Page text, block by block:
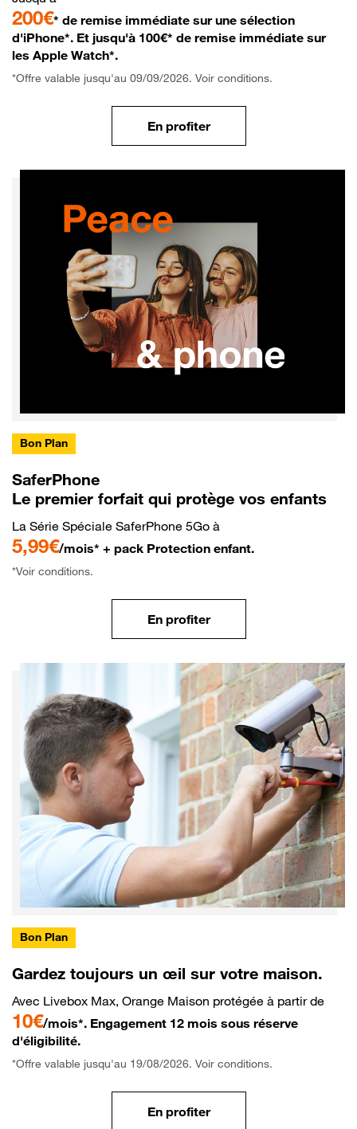
200€* de remise immédiate sur une sélection
d'iPhone*. Et jusqu'à 100€* de remise immédiate sur
les Apple Watch*.
*Offre valable jusqu'au 09/09/2026. Voir conditions.
En profiter
Bon Plan
SaferPhone
Le premier forfait qui protège vos enfants
La Série Spéciale SaferPhone 5Go à
5,99€/mois* + pack Protection enfant.
*Voir conditions.
En profiter
Bon Plan
Gardez toujours un œil sur votre maison.
Avec Livebox Max, Orange Maison protégée à partir de
10€/mois*. Engagement 12 mois sous réserve
d'éligibilité.
*Offre valable jusqu'au 19/08/2026. Voir conditions.
En profiter